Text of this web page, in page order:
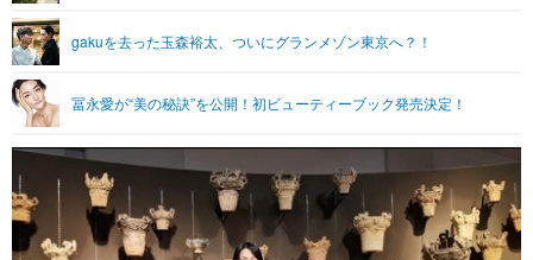
グラビア ブログ
ショッピング その他
プッシュ通知の停止方法
gakuを去った玉森裕太、ついにグランメゾン東京へ？！
冨永愛が“美の秘訣”を公開！初ビューティーブック発売決定！